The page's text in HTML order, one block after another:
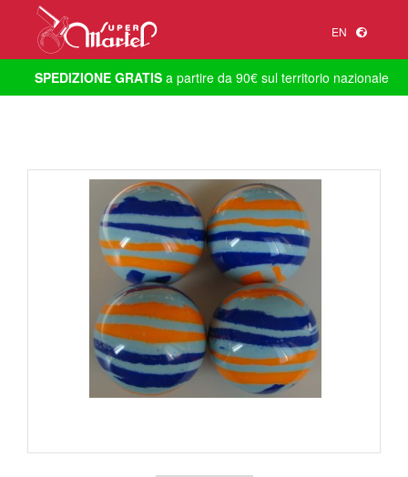
EN
SPEDIZIONE GRATISa partire da 90€ sul territorio nazionale